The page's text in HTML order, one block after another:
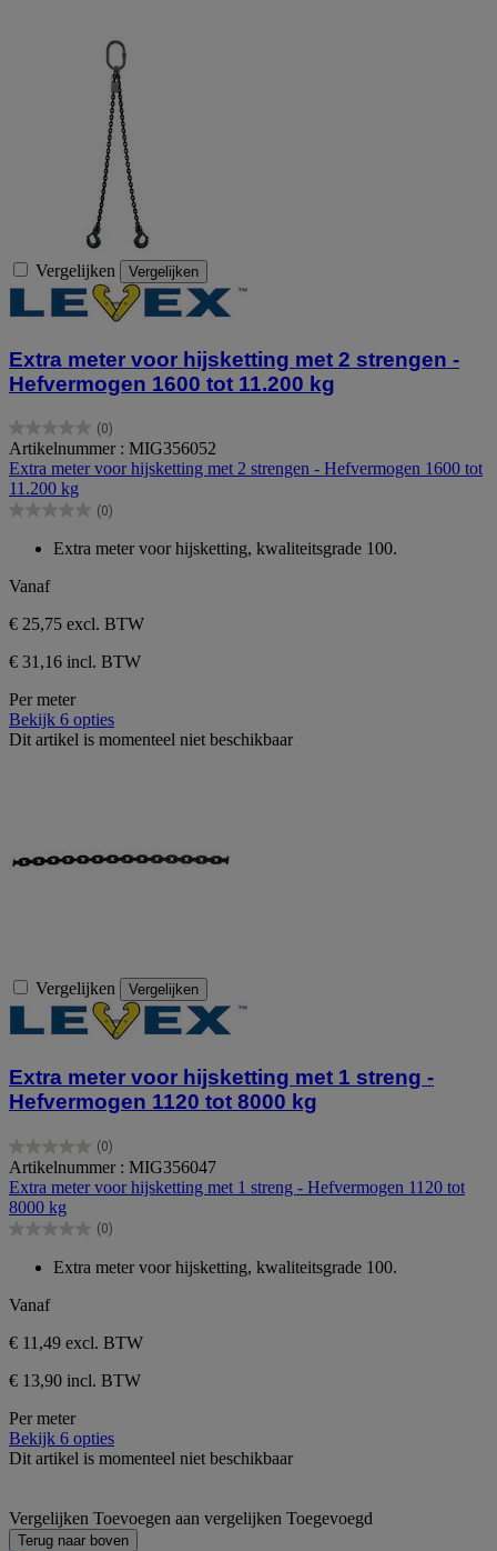
Vergelijken Vergelijken
Extra meter voor hijsketting met 2 strengen -
Hefvermogen 1600 tot 11.200 kg
(0)
0.0
van
de
5
sterren.
Artikelnummer : MIG356052
Extra meter voor hijsketting met 2 strengen - Hefvermogen 1600 tot
11.200 kg
(0)
0.0
5
Extra meter voor hijsketting, kwaliteitsgrade 100.
Vanaf
€ 25,75 excl. BTW
€ 31,16 incl. BTW
Per meter
Bekijk 6 opties
Dit artikel is momenteel niet beschikbaar
Vergelijken Vergelijken
Extra meter voor hijsketting met 1 streng -
Hefvermogen 1120 tot 8000 kg
(0)
0.0
van
de
5
sterren.
Artikelnummer : MIG356047
Extra meter voor hijsketting met 1 streng - Hefvermogen 1120 tot
8000 kg
(0)
0.0
5
sterren.
Extra meter voor hijsketting, kwaliteitsgrade 100.
Vanaf
€ 11,49 excl. BTW
€ 13,90 incl. BTW
Per meter
Bekijk 6 opties
Dit artikel is momenteel niet beschikbaar
Vergelijken Toevoegen aan vergelijken Toegevoegd
Terug naar boven